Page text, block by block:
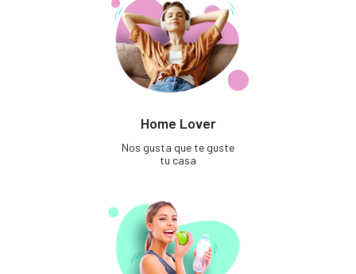
Home Lover
Nos gusta que te guste
tu casa